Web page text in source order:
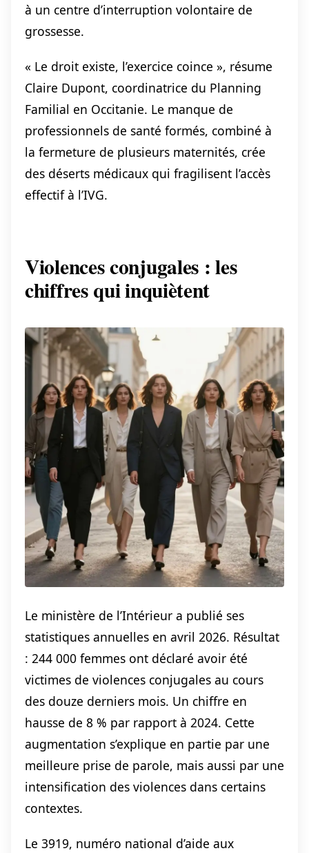
à un centre d’interruption volontaire de
grossesse.
« Le droit existe, l’exercice coince », résume
Claire Dupont, coordinatrice du Planning
Familial en Occitanie. Le manque de
professionnels de santé formés, combiné à
la fermeture de plusieurs maternités, crée
des déserts médicaux qui fragilisent l’accès
effectif à l’IVG.
Violences conjugales : les
chiffres qui inquiètent
Le ministère de l’Intérieur a publié ses
statistiques annuelles en avril 2026. Résultat
: 244 000 femmes ont déclaré avoir été
victimes de violences conjugales au cours
des douze derniers mois. Un chiffre en
hausse de 8 % par rapport à 2024. Cette
augmentation s’explique en partie par une
meilleure prise de parole, mais aussi par une
intensification des violences dans certains
contextes.
Le 3919, numéro national d’aide aux